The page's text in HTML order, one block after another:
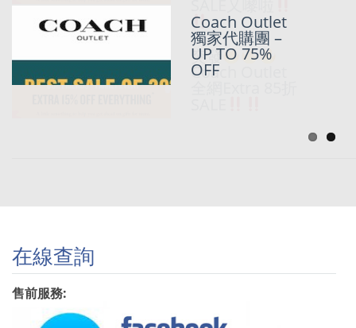
突發
Coach Outlet
Coach Outlet
獨家代購團 –
UP TO 75%
OFF
在線查詢
售前服務: